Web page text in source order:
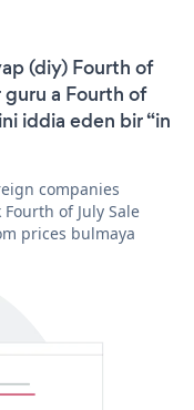
(diy) Fourth of
a Fourth of
iddia eden bir “in
companies
of July Sale
prices bulmaya